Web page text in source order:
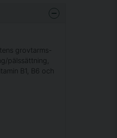
grovtarms-
pälssättning,
B1, B6 och